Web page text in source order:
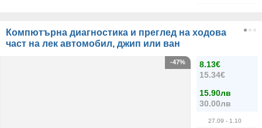
Компютърна диагностика и преглед на ходова
част на лек автомобил, джип или ван
8.13€
15.34€
15.90лв
30.00лв
27.09 - 1.10
-47%